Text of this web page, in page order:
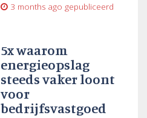
3 months ago gepubliceerd
5x waarom
energieopslag
steeds vaker loont
voor
bedrijfsvastgoed